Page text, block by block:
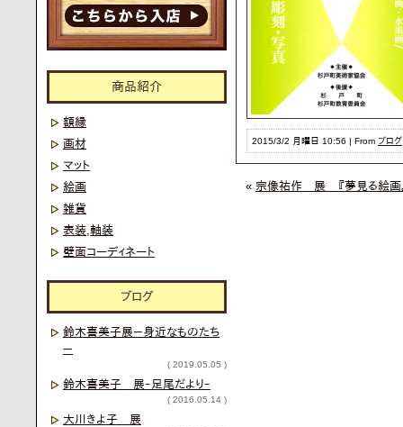
2015/3/2 月曜日 10:56 | From ブログ
« 宗像祐作 展 『夢見る絵
商品紹介
額縁
画材
マット
絵画
雑貨
表装,軸装
壁面コーディネート
ブログ
鈴木喜美子展－身近なものたち
－
( 2019.05.05 )
鈴木喜美子 展ｰ足尾だよりｰ
( 2016.05.14 )
大川きよ子 展